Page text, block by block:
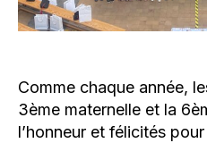
Comme chaque année,
3ème maternelle et la
l’honneur et félicités